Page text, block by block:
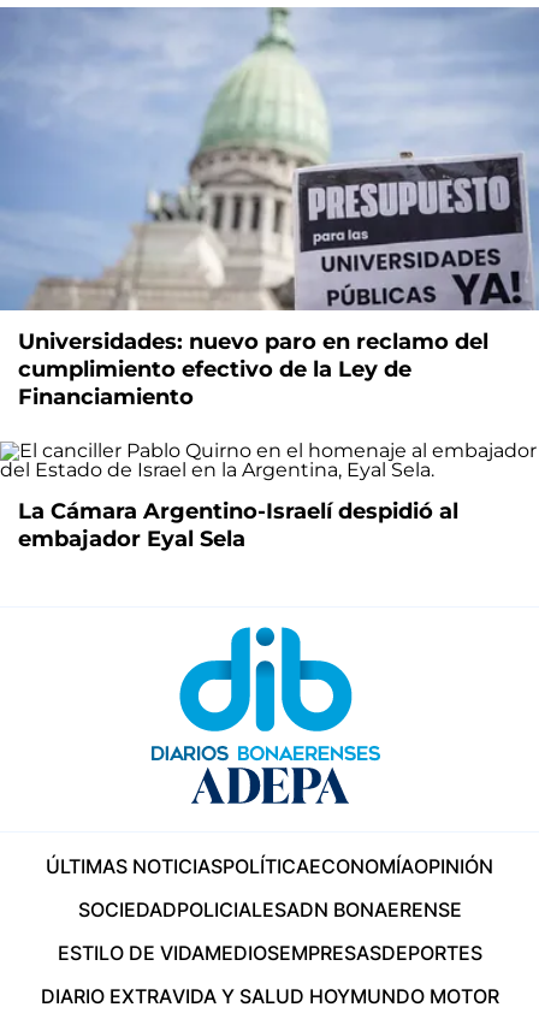
Universidades: nuevo paro en reclamo del
cumplimiento efectivo de la Ley de
Financiamiento
La Cámara Argentino-Israelí despidió al
embajador Eyal Sela
ÚLTIMAS NOTICIASPOLÍTICAECONOMÍAOPINIÓN
SOCIEDADPOLICIALESADN BONAERENSE
ESTILO DE VIDAMEDIOSEMPRESASDEPORTES
DIARIO EXTRAVIDA Y SALUD HOYMUNDO MOTOR